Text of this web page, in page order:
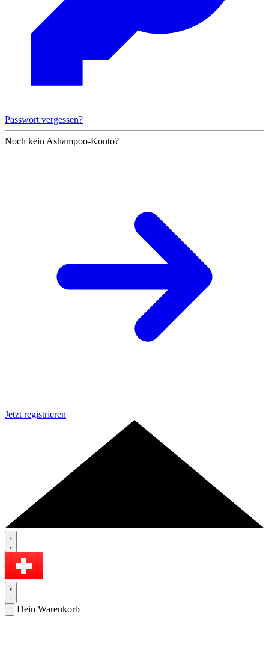
Passwort vergessen?
Noch kein Ashampoo-Konto?
Jetzt registrieren
Dein Warenkorb